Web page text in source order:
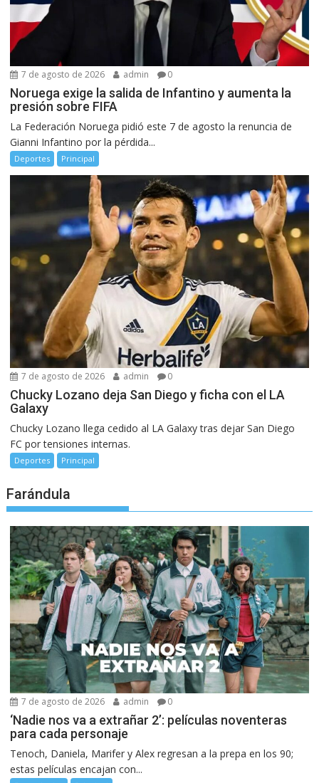
7 de agosto de 2026 admin 0
Noruega exige la salida de Infantino y aumenta la
presión sobre FIFA
La Federación Noruega pidió este 7 de agosto la renuncia de
Gianni Infantino por la pérdida...
Deportes Principal
7 de agosto de 2026 admin 0
Chucky Lozano deja San Diego y ficha con el LA
Galaxy
Chucky Lozano llega cedido al LA Galaxy tras dejar San Diego
FC por tensiones internas.
Deportes Principal
Farándula
7 de agosto de 2026 admin 0
‘Nadie nos va a extrañar 2’: películas noventeras
para cada personaje
Tenoch, Daniela, Marifer y Alex regresan a la prepa en los 90;
estas películas encajan con...